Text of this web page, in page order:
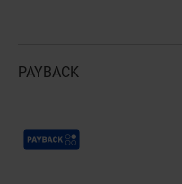
PAYBACK
Payback Punkte